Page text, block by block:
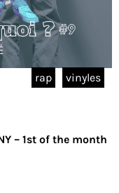
rap vinyles
– 1st of the month